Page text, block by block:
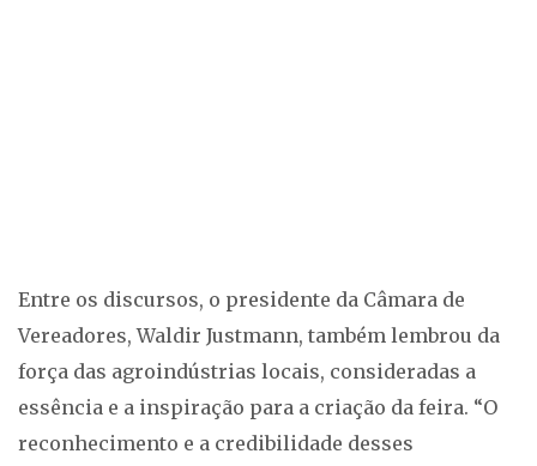
Entre os discursos, o presidente da Câmara de
Vereadores, Waldir Justmann, também lembrou da
força das agroindústrias locais, consideradas a
essência e a inspiração para a criação da feira. “O
reconhecimento e a credibilidade desses